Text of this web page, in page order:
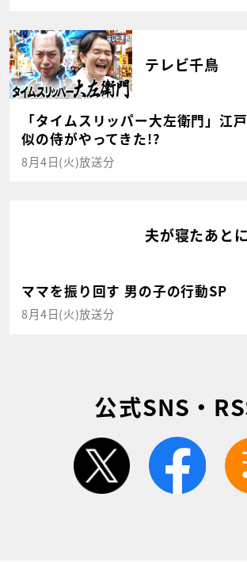
テレビ千鳥
「タイムスリッパー大左衛門」江
似の侍がやってきた!?
8月4日(火)放送分
夫が寝たあとに
ママを振り回す 男の子の行動SP
8月4日(火)放送分
公式SNS・
twitter